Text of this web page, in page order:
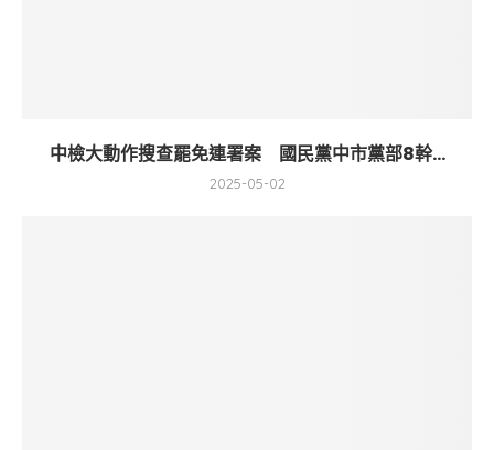
中檢大動作搜查罷免連署案 國民黨中市黨部8幹...
2025-05-02